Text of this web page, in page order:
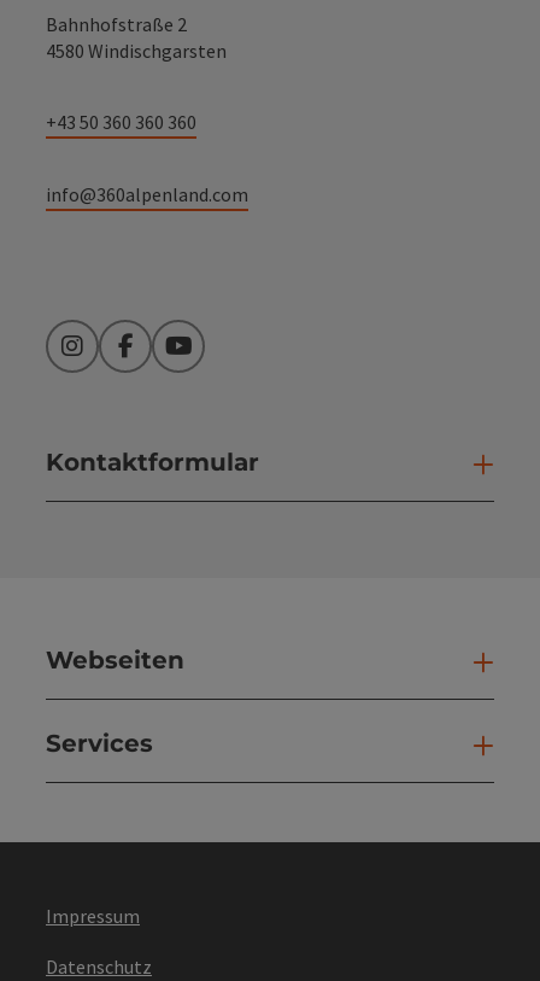
Bahnhofstraße 2
4580 Windischgarsten
+43 50 360 360 360
info@360alpenland.com
InstagramFacebookYouTube
Kontaktformular
Webseiten
Services
Impressum
Datenschutz